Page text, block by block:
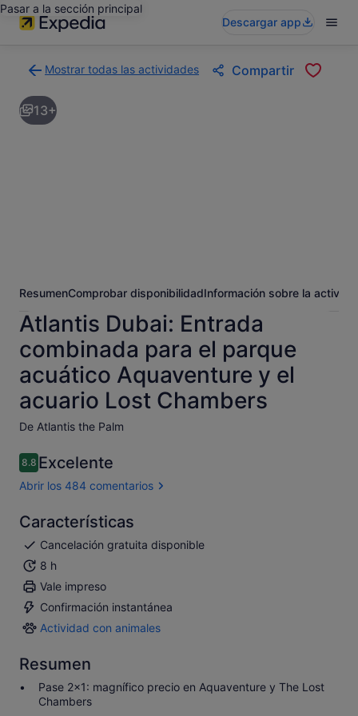
Pasar a la sección principal
Descargar app
Mostrar todas las actividades
a
la
página
Compartir
13+
ResumenComprobar disponibilidadInformación sobre la
Atlantis Dubai: Entrada
combinada para el parque
acuático Aquaventure y el
acuario Lost Chambers
De Atlantis the Palm
8.88.8 sobre 10
Excelente
Abrir los 484 comentarios
Características
Cancelación gratuita disponible
8 h
Vale impreso
Confirmación instantánea
Actividad con animales
Actividad
animales
Resumen
Pase 2x1: magnífico precio en Aquaventure y The Lost
Chambers